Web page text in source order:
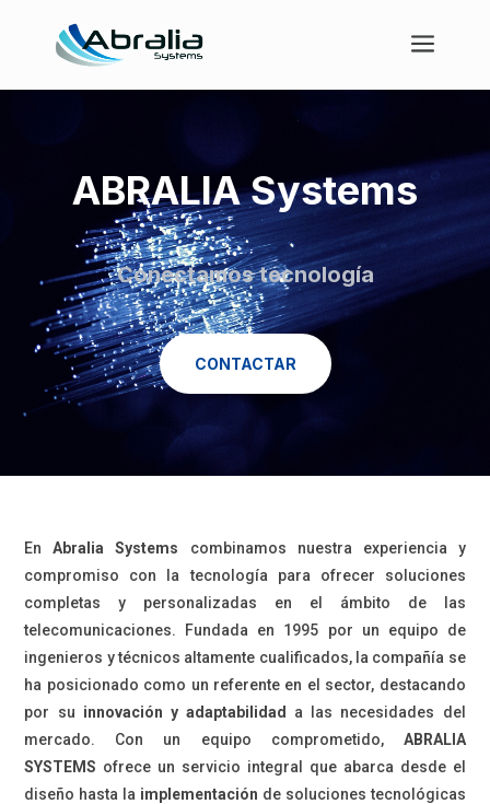
ABRALIA Systems
Conectamos tecnología
CONTACTAR
EnAbralia Systems combinamos nuestra experiencia y
compromiso con la tecnología para ofrecer soluciones
completas y personalizadas en el ámbito de las
telecomunicaciones. Fundada en 1995 por un equipo de
ingenieros y técnicos altamente cualificados, la compañía se
ha posicionado como un referente en el sector, destacando
por su innovación y adaptabilidad a las necesidades del
mercado. Con un equipo comprometido, ABRALIA
SYSTEMS ofrece un servicio integral que abarca desde el
diseño hasta la implementación de soluciones tecnológicas